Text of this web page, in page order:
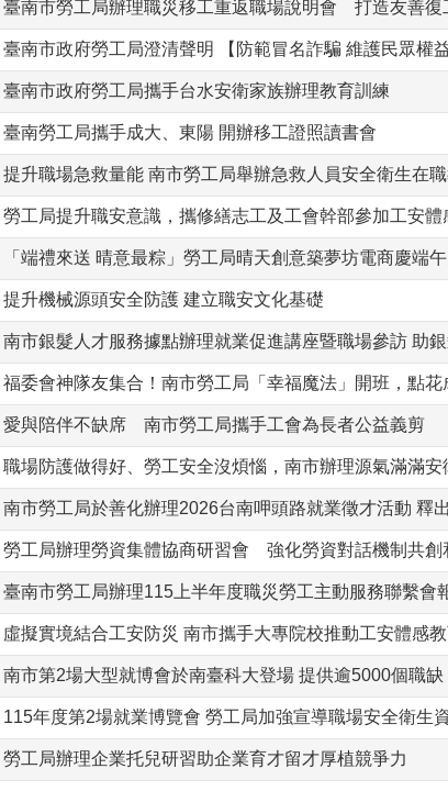
臺南市勞工局辦理職災移工重返職場說明會 打造友善復
臺南市政府勞工局澄清聲明 【防範冒名詐騙 維護民眾權益
臺南市政府勞工局攜手台水安衛家族辦理教育訓練
臺南勞工局攜手成大、東陽 開辦移工證照讀書會
提升職場急救量能 南市勞工局舉辦急救人員安全衛生在
勞工局提升職安意識，攜修繕志工及工會幹部參加工安體
「端禮來送 晴意最粽」勞工局晴天創意築夢坊電商慶端午
提升機械源頭安全防護 建立職安文化基礎
南市銀髮人才服務據點辦理就業促進講座暨職場參訪 助
福委會神隊友集合！南市勞工局「幸福魔法」開班，點
愛與陪伴不缺席 南市勞工局攜手工會為長者公益義剪
職場防護做得好、勞工安全沒煩惱，南市辦理源氣滿滿安
南市勞工局於善化辦理2026台南呷頭路就業徵才活動 釋
勞工局辦理勞資集體協商研習會 強化勞資對話機制共創
臺南市勞工局辦理115上半年度職災勞工主動服務聯繫會
虛擬實境結合工安防災 南市攜手大專院校推動工安體感
南市第2場大型就博會於南臺科大登場 提供逾5000個職
115年度第2場就業博覽會 勞工局加強宣導職場安全衛生
勞工局辦理企業托兒研習助企業育才留才厚植競爭力